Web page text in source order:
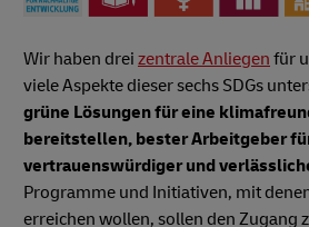
Wir haben drei zentrale Anliegen für
viele Aspekte dieser sechs SDGs
grüne Lösungen für eine
bereitstellen, bester Arbeitgeber
vertrauenswürdiger und
Programme und Initiativen, mit
erreichen wollen, sollen den Zugang